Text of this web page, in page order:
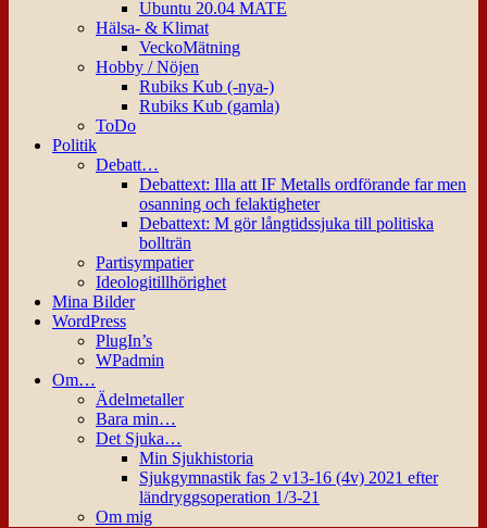
Ubuntu 20.04 MATE
Hälsa- & Klimat
VeckoMätning
Hobby / Nöjen
Rubiks Kub (-nya-)
Rubiks Kub (gamla)
ToDo
Politik
Debatt…
Debattext: Illa att IF Metalls ordförande far men
osanning och felaktigheter
Debattext: M gör långtidssjuka till politiska
bollträn
Partisympatier
Ideologitillhörighet
Mina Bilder
WordPress
PlugIn’s
WPadmin
Om…
Ädelmetaller
Bara min…
Det Sjuka…
Min Sjukhistoria
Sjukgymnastik fas 2 v13-16 (4v) 2021 efter
ländryggsoperation 1/3-21
Om mig